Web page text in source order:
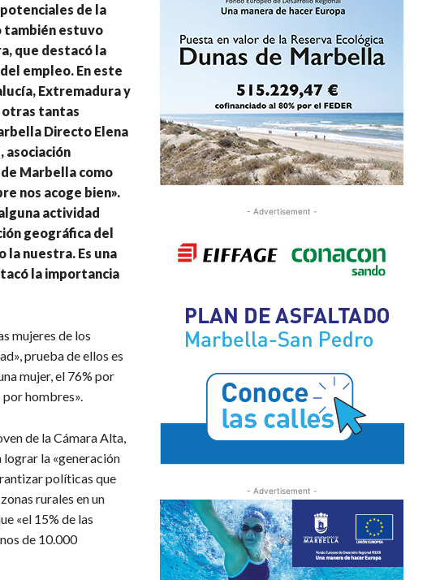
de la
también estuvo
que destacó la
empleo. En este
Extremadura y
otras tantas
Directo Elena
asociación
Marbella como
nos acoge bien».
actividad
geográfica del
la nuestra. Es una
la importancia
mujeres de los
prueba de ellos es
mujer, el 76% por
hombres».
de la Cámara Alta,
la «generación
políticas que
rurales en un
«el 15% de las
de 10.000
- Advertisement -
- Advertisement -